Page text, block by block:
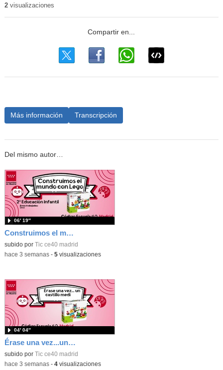
2visualizaciones
Más información Transcripción
Del mismo autor…
Construimos el mundo con Lego
subido por Tic ce40 madrid
06′ 19″
-hace 3 semanas- 5visualizaciones
Érase una vez...un castillo medieval
subido por Tic ce40 madrid
04′ 04″
-hace 3 semanas- 4visualizaciones